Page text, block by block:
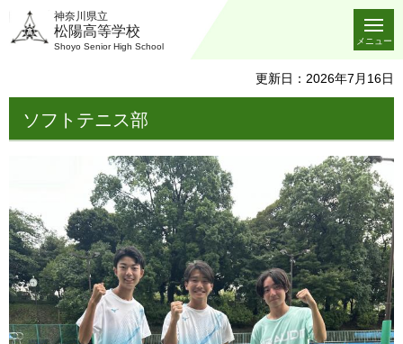
神奈川県立
松陽高等学校
Shoyo Senior High School
メニュー
更新日：2026年7月16日
ソフトテニス部